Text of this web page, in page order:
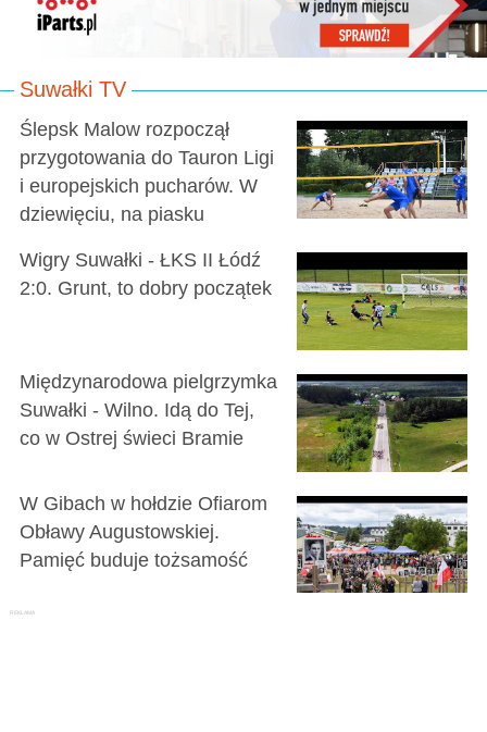
Suwałki TV
Ślepsk Malow rozpoczął
przygotowania do Tauron Ligi
i europejskich pucharów. W
dziewięciu, na piasku
Wigry Suwałki - ŁKS II Łódź
2:0. Grunt, to dobry początek
Międzynarodowa pielgrzymka
Suwałki - Wilno. Idą do Tej,
co w Ostrej świeci Bramie
W Gibach w hołdzie Ofiarom
Obławy Augustowskiej.
Pamięć buduje tożsamość